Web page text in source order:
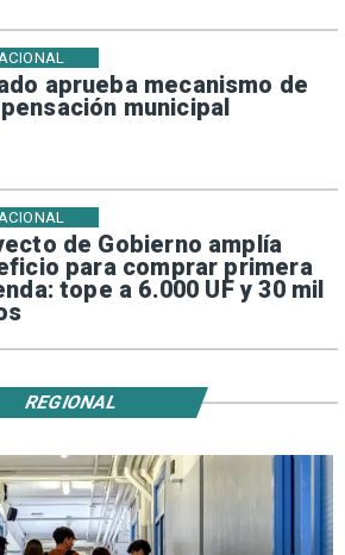
aprueba mecanismo de
municipal
de Gobierno amplía
para comprar primera
tope a 6.000 UF y 30 mil
REGIONAL